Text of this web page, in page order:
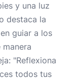
y una luz
destaca la
guiar a los
"Reflexiona
todos tus